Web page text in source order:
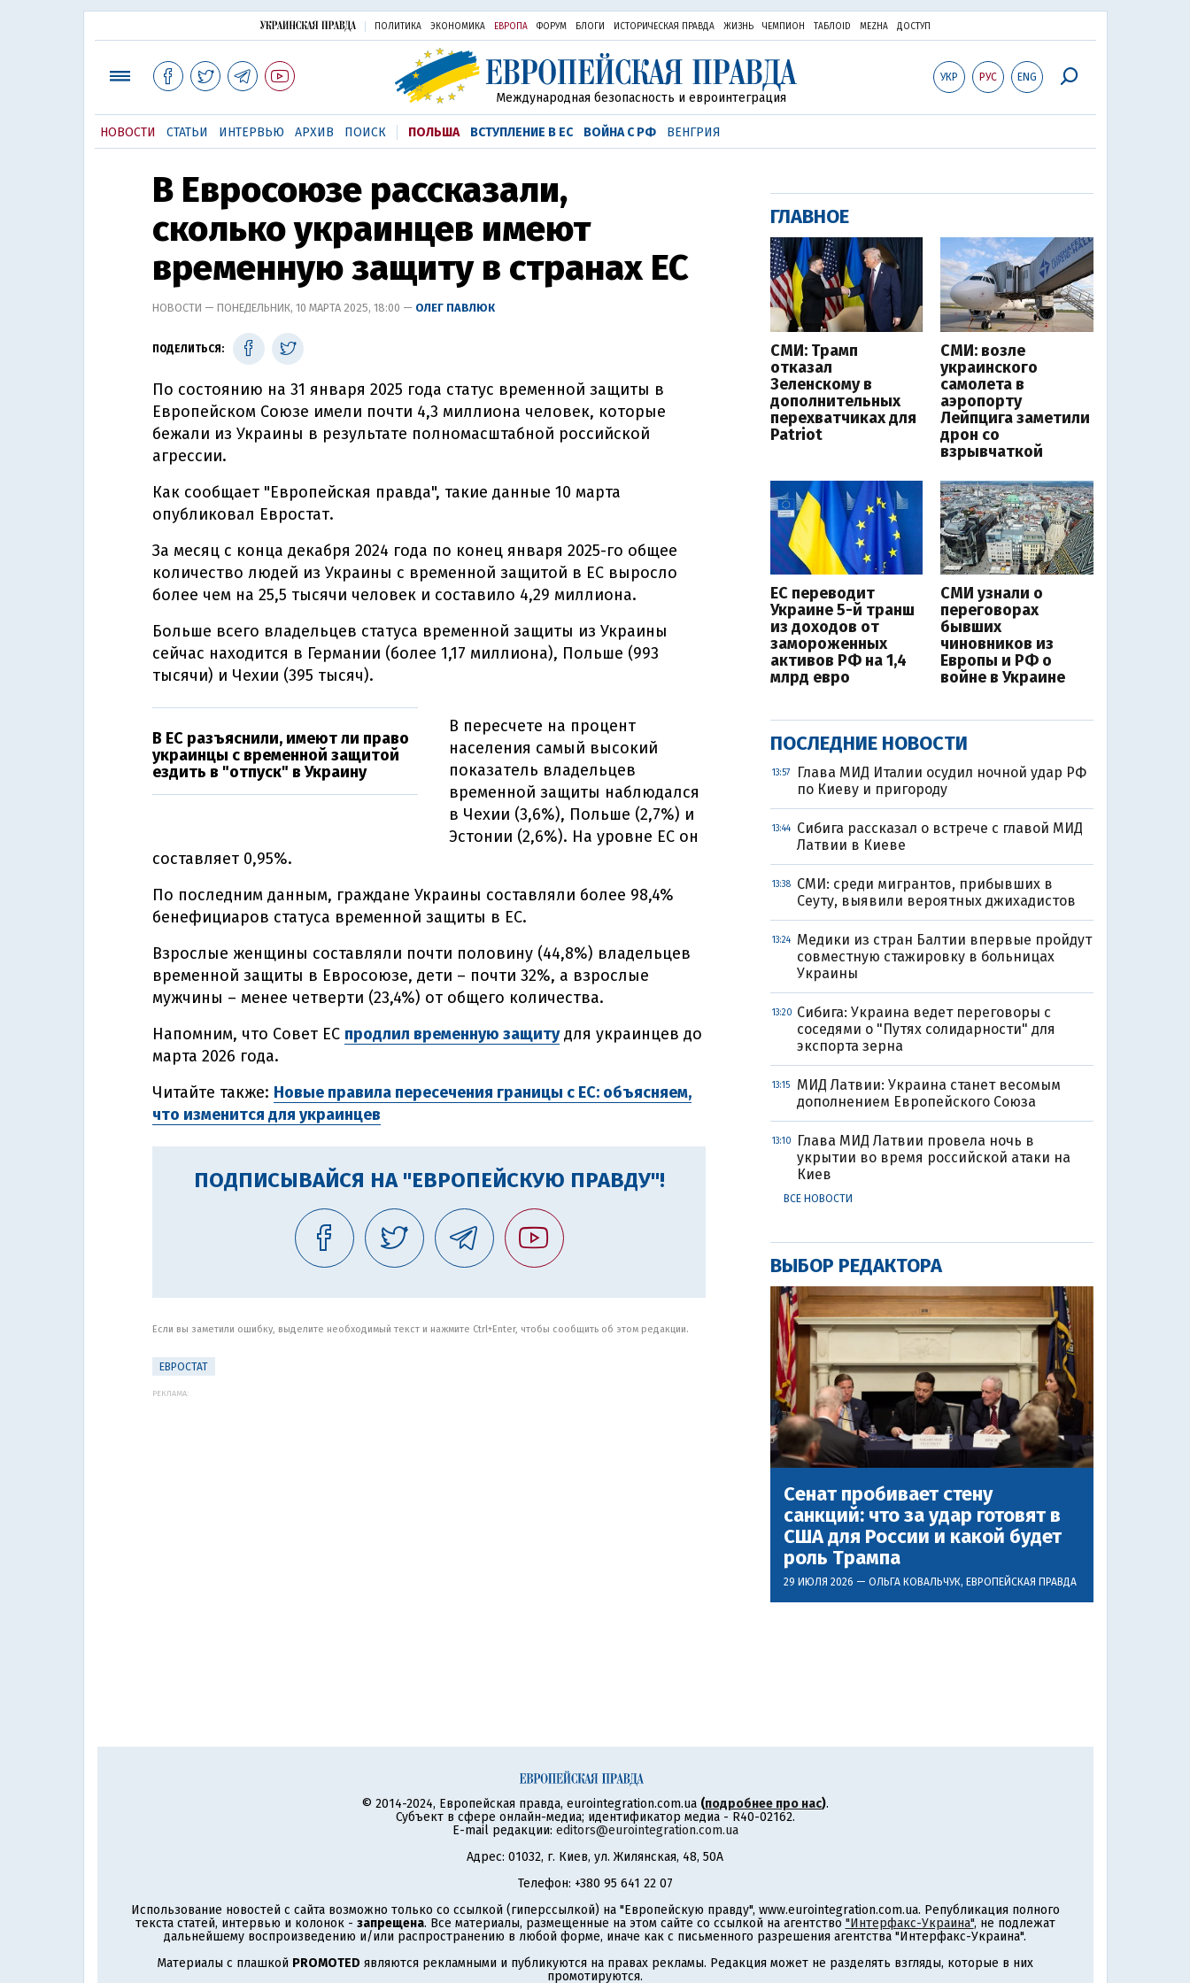
ПОЛИТИКА ЭКОНОМИКА ЕВРОПА ФОРУМ БЛОГИ ИСТОРИЧЕСКАЯ ПРАВДА ЖИЗНЬ ЧЕМПИОН ТАБЛОID MEZHA ДОСТУП
УКР РУС ENG
Международная безопасность и евроинтеграция
НОВОСТИ СТАТЬИ ИНТЕРВЬЮ АРХИВ ПОИСК ПОЛЬША ВСТУПЛЕНИЕ В ЕС ВОЙНА С РФ ВЕНГРИЯ
В Евросоюзе рассказали,
сколько украинцев имеют
временную защиту в странах ЕС
НОВОСТИ — ПОНЕДЕЛЬНИК, 10 МАРТА 2025, 18:00 — ОЛЕГ ПАВЛЮК
ПОДЕЛИТЬСЯ:
По состоянию на 31 января 2025 года статус временной защиты в
Европейском Союзе имели почти 4,3 миллиона человек, которые
бежали из Украины в результате полномасштабной российской
агрессии.
Как сообщает "Европейская правда", такие данные 10 марта
опубликовал Евростат.
За месяц с конца декабря 2024 года по конец января 2025-го общее
количество людей из Украины с временной защитой в ЕС выросло
более чем на 25,5 тысячи человек и составило 4,29 миллиона.
Больше всего владельцев статуса временной защиты из Украины
сейчас находится в Германии (более 1,17 миллиона), Польше (993
тысячи) и Чехии (395 тысяч).
В ЕС разъяснили, имеют ли право
украинцы с временной защитой
ездить в "отпуск" в Украину
В пересчете на процент
населения самый высокий
показатель владельцев
временной защиты наблюдался
в Чехии (3,6%), Польше (2,7%) и
Эстонии (2,6%). На уровне ЕС он
составляет 0,95%.
По последним данным, граждане Украины составляли более 98,4%
бенефициаров статуса временной защиты в ЕС.
Взрослые женщины составляли почти половину (44,8%) владельцев
временной защиты в Евросоюзе, дети – почти 32%, а взрослые
мужчины – менее четверти (23,4%) от общего количества.
Напомним, что Совет ЕС продлил временную защитудля украинцев до
марта 2026 года.
Читайте также: Новые правила пересечения границы с ЕС: объясняем,
что изменится для украинцев
ПОДПИСЫВАЙСЯ НА "ЕВРОПЕЙСКУЮ ПРАВДУ"!
Если вы заметили ошибку, выделите необходимый текст и нажмите Ctrl+Enter, чтобы сообщить об этом редакции.
ЕВРОСТАТ
РЕКЛАМА:
ГЛАВНОЕ
СМИ: Трамп
отказал
Зеленскому в
дополнительных
перехватчиках для
Patriot
СМИ: возле
украинского
самолета в
аэропорту
Лейпцига заметили
дрон со
взрывчаткой
ЕС переводит
Украине 5-й транш
из доходов от
замороженных
активов РФ на 1,4
млрд евро
СМИ узнали о
переговорах
бывших
чиновников из
Европы и РФ о
войне в Украине
ПОСЛЕДНИЕ НОВОСТИ
13:57
Глава МИД Италии осудил ночной удар РФ
по Киеву и пригороду
13:44
Сибига рассказал о встрече с главой МИД
Латвии в Киеве
13:38
СМИ: среди мигрантов, прибывших в
Сеуту, выявили вероятных джихадистов
13:24
Медики из стран Балтии впервые пройдут
совместную стажировку в больницах
Украины
13:20 Сибига: Украина ведет переговоры с
соседями о "Путях солидарности" для
экспорта зерна
13:15
МИД Латвии: Украина станет весомым
дополнением Европейского Союза
13:10
Глава МИД Латвии провела ночь в
укрытии во время российской атаки на
Киев
ВСЕ НОВОСТИ
ВЫБОР РЕДАКТОРА
Сенат пробивает стену
санкций: что за удар готовят в
США для России и какой будет
роль Трампа
29 ИЮЛЯ 2026 — ОЛЬГА КОВАЛЬЧУК, ЕВРОПЕЙСКАЯ ПРАВДА
© 2014-2024, Европейская правда, eurointegration.com.ua (подробнее про нас).
Субъект в сфере онлайн-медиа; идентификатор медиа - R40-02162.
E-mail редакции: editors@eurointegration.com.ua
Адрес: 01032, г. Киев, ул. Жилянская, 48, 50А
Телефон: +380 95 641 22 07
Использование новостей с сайта возможно только со ссылкой (гиперссылкой) на "Европейскую правду", www.eurointegration.com.ua. Републикация полного
текста статей, интервью и колонок - запрещена. Все материалы, размещенные на этом сайте со ссылкой на агентство "Интерфакс-Украина", не подлежат
дальнейшему воспроизведению и/или распространению в любой форме, иначе как с письменного разрешения агентства "Интерфакс-Украина".
Материалы с плашкой PROMOTED являются рекламными и публикуются на правах рекламы. Редакция может не разделять взгляды, которые в них
промотируются.